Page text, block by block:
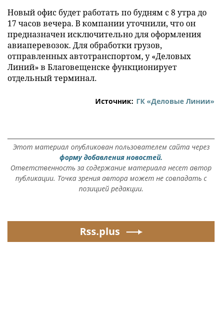
Новый офис будет работать по будням с 8 утра до
17 часов вечера. В компании уточнили, что он
предназначен исключительно для оформления
авиаперевозок. Для обработки грузов,
отправленных автотранспортом, у «Деловых
Линий» в Благовещенске функционирует
отдельный терминал.
Источник: ГК «Деловые Линии»
Этот материал опубликован пользователем сайта через
форму добавления новостей.
Ответственность за содержание материала несет автор
публикации. Точка зрения автора может не совпадать с
позицией редакции.
Rss.plus